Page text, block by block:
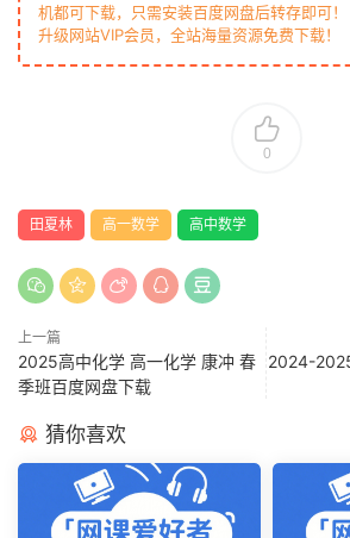
机都可下载，只需安装百度网盘后转存即可！
升级网站VIP会员，全站海量资源免费下载！
0
田夏林 高一数学 高中数学
上一篇
2025高中化学 高一化学 康冲 春
季班百度网盘下载
2024-
猜你喜欢